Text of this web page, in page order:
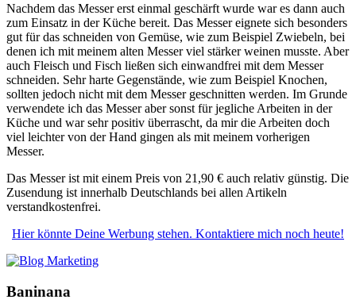
Nachdem das Messer erst einmal geschärft wurde war es dann auch
zum Einsatz in der Küche bereit. Das Messer eignete sich besonders
gut für das schneiden von Gemüse, wie zum Beispiel Zwiebeln, bei
denen ich mit meinem alten Messer viel stärker weinen musste. Aber
auch Fleisch und Fisch ließen sich einwandfrei mit dem Messer
schneiden. Sehr harte Gegenstände, wie zum Beispiel Knochen,
sollten jedoch nicht mit dem Messer geschnitten werden. Im Grunde
verwendete ich das Messer aber sonst für jegliche Arbeiten in der
Küche und war sehr positiv überrascht, da mir die Arbeiten doch
viel leichter von der Hand gingen als mit meinem vorherigen
Messer.
Das Messer ist mit einem Preis von 21,90 € auch relativ günstig. Die
Zusendung ist innerhalb Deutschlands bei allen Artikeln
verstandkostenfrei.
Hier könnte Deine Werbung stehen. Kontaktiere mich noch heute!
Baninana